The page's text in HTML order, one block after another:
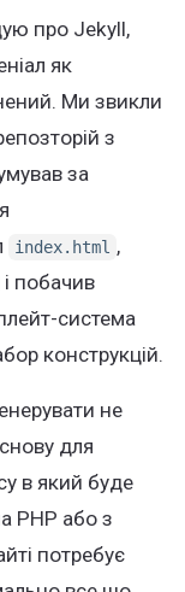
про Jekyll,
як
Ми звикли
з
за
index.html ,
і побачив
система
конструкцій.
не
для
в який буде
PHP або з
потребує